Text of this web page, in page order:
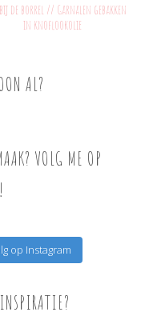
de borrel // Garnalen gebakken
in knoflookolie
AL?
VOLG ME OP
op Instagram